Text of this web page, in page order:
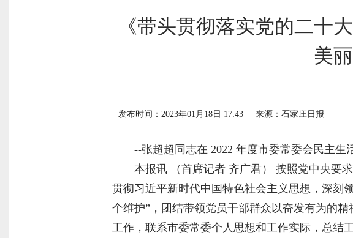
《带头贯彻落实党的二十
美
发布时间：2023年01月18日 17:43 来源：石家庄日报
--张超超同志在 2022 年度市委常委会民主生
本报讯 （首席记者 齐广君） 按照党中央要
贯彻习近平新时代中国特色社会主义思想，深刻
个维护”，团结带领党员干部群众以奋发有为的
工作，联系市委常委个人思想和工作实际，总结